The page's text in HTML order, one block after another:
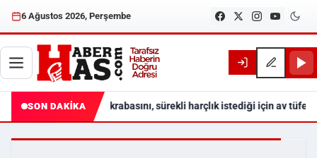
6 Ağustos 2026, Perşembe
SON DAKİKA Akrabasını, sürekli harçlık istediği için av